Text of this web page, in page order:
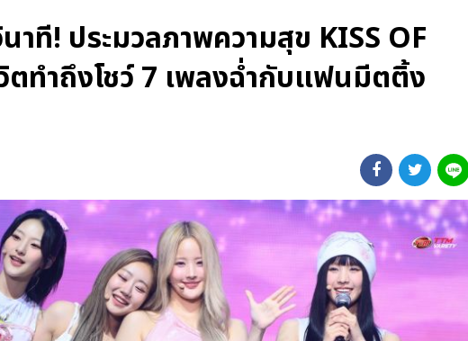
าที! ประมวลภาพความสุข KISS OF
ตทำถึงโชว์ 7 เพลงฉ่ำกับแฟนมีตติ้ง